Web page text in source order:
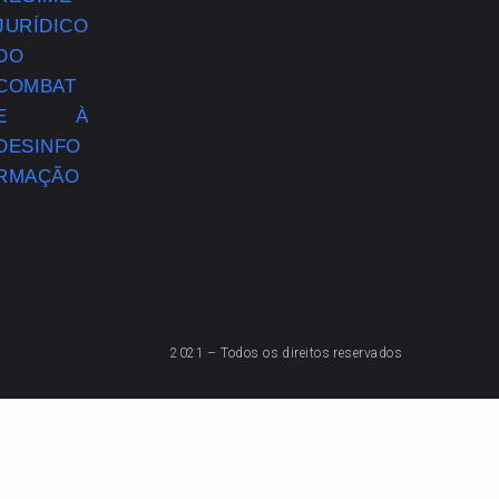
2021 – Todos os direitos reservados